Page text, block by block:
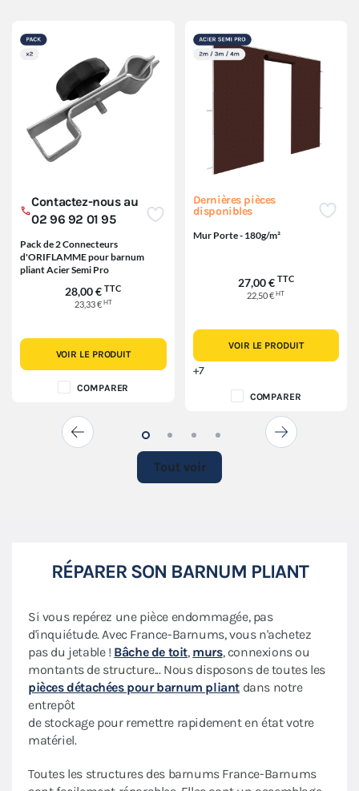
Contactez-nous au
02 96 92 01 95
Pack de 2 Connecteurs
d'ORIFLAMME pour barnum
pliant Acier Semi Pro
28,00 € TTC
23,33 € HT
VOIR LE PRODUIT
COMPARER
Dernières pièces
disponibles
Mur Porte - 180g/m²
27,00 € TTC
22,50 €HT
VOIR LE PRODUIT
+7
COMPARER
Tout voir
RÉPARER SON BARNUM PLIANT
Si vous repérez une pièce endommagée, pas
d'inquiétude. Avec France-Barnums, vous n'achetez
pas du jetable ! Bâche de toit, murs, connexions ou
montants de structure... Nous disposons de toutes les
pièces détachées pour barnum pliant dans notre
entrepôt
de stockage pour remettre rapidement en état votre
matériel.
Toutes les structures des barnums France-Barnums